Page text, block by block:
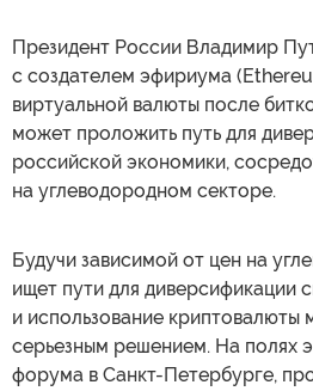
Президент России Владимир
с создателем эфириума
виртуальной валюты после
может проложить путь для
российской экономики,
на углеводородном секторе.
Будучи зависимой от цен на
ищет пути для диверсификации
и использование криптовалюты
серьезным решением. На полях
форума в Санкт-Петербурге,